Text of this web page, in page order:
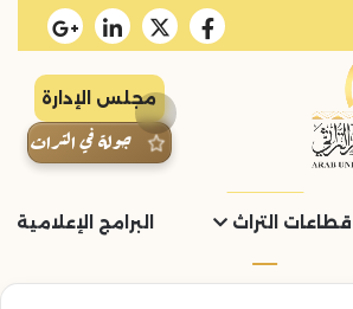
مجلس الإدارة
جولة في التراث
قطاعات التراث البرامج الإعلامية